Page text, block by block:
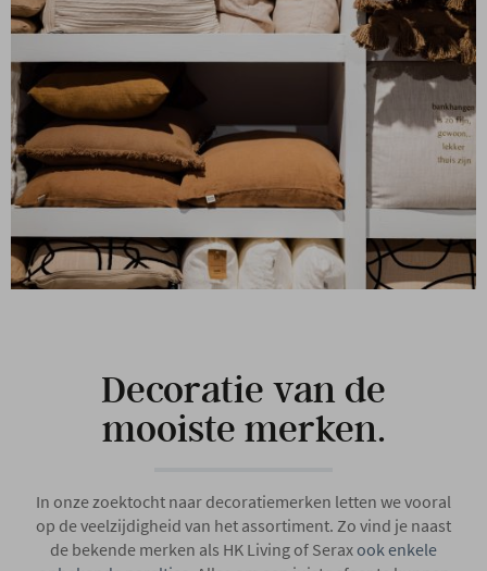
Decoratie van de
mooiste merken.
In onze zoektocht naar decoratiemerken letten we vooral
op de veelzijdigheid van het assortiment. Zo vind je naast
de bekende merken als HK Living of Seraxook enkele